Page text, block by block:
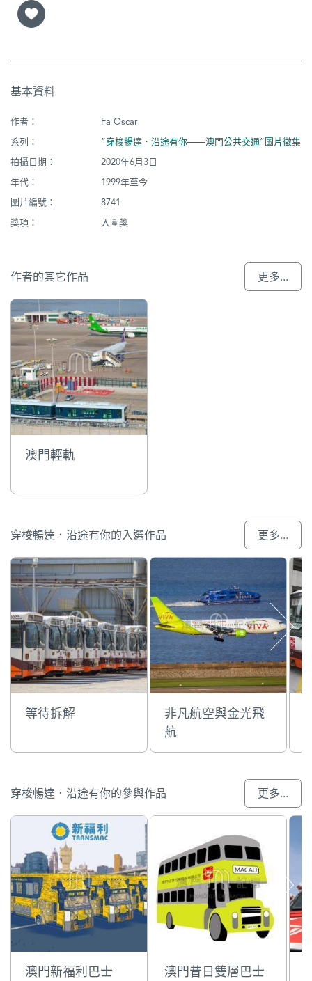
堂
街
市
基本資料
作者：
Fa Oscar
系列：
“穿梭暢達．沿途有你——澳門公共交通”圖片徵集
拍攝日期：
2020年6月3日
年代：
1999年至今
圖片編號：
8741
獎項：
入圍獎
作者的其它作品 更多...
澳門輕軌
穿梭暢達．沿途有你的入選作品 更多...
等待拆解
非凡航空與金光飛
航
穿梭暢達．沿途有你的參與作品 更多...
澳門新福利巴士 澳門昔日雙層巴士